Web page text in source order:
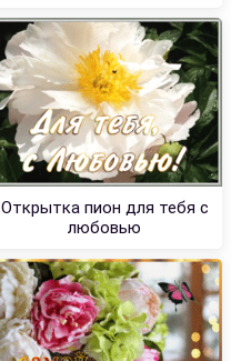
Открытка пион для тебя с
любовью